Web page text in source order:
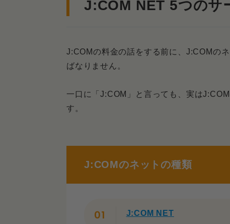
J:COMの提供プラン確認方法
ネット＋J:COM TV シン・
料金に関係するJ:COMのキャンペ
初期工事費用は実質無料
J:COM NET 5つのサ
J:COMの料金の話をする前に、J:COMの
ばなりません。
一口に「J:COM」と言っても、実は
す。
J:COMのネットの種類
J:COM NET